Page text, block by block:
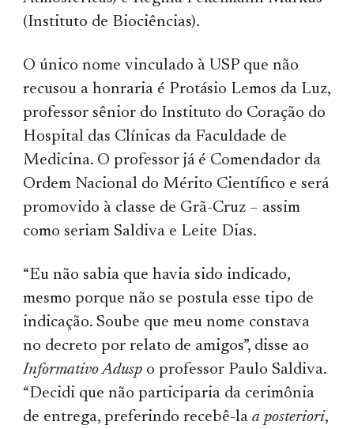
(Instituto de Biociências).
O único nome vinculado à USP que não
recusou a honraria é Protásio Lemos da Luz,
professor sênior do Instituto do Coração do
Hospital das Clínicas da Faculdade de
Medicina. O professor já é Comendador da
Ordem Nacional do Mérito Científico e será
promovido à classe de Grã-Cruz – assim
como seriam Saldiva e Leite Dias.
“Eu não sabia que havia sido indicado,
mesmo porque não se postula esse tipo de
indicação. Soube que meu nome constava
no decreto por relato de amigos”, disse ao
Informativo Adusp o professor Paulo Saldiva.
“Decidi que não participaria da cerimônia
de entrega, preferindo recebê-laa posteriori,